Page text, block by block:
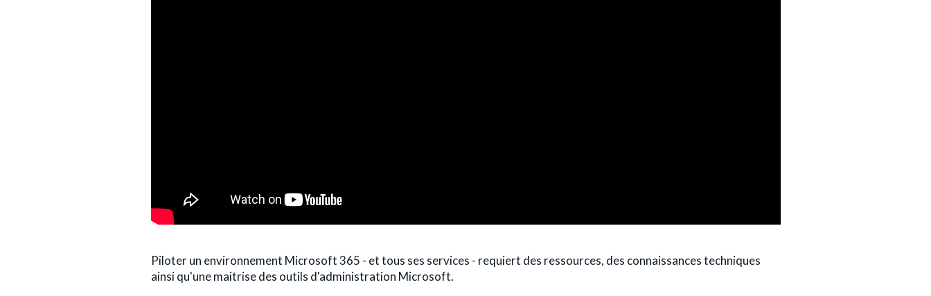
Piloter un environnement Microsoft 365 - et tous ses services - requiert des ressources, des connaissances techniques
ainsi qu'une maitrise des outils d'administration Microsoft.